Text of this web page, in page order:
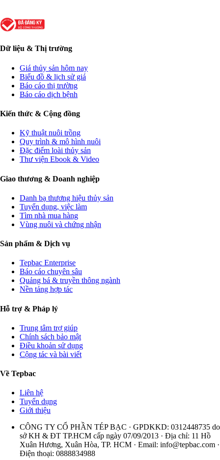
Dữ liệu & Thị trường
Giá thủy sản hôm nay
Biểu đồ & lịch sử giá
Báo cáo thị trường
Báo cáo dịch bệnh
Kiến thức & Cộng đồng
Kỹ thuật nuôi trồng
Quy trình & mô hình nuôi
Đặc điểm loài thủy sản
Thư viện Ebook & Video
Giao thương & Doanh nghiệp
Danh bạ thương hiệu thủy sản
Tuyển dụng, việc làm
Tìm nhà mua hàng
Vùng nuôi và chứng nhận
Sản phẩm & Dịch vụ
Tepbac Enterprise
Báo cáo chuyên sâu
Quảng bá & truyền thông ngành
Nền tảng hợp tác
Hỗ trợ & Pháp lý
Trung tâm trợ giúp
Chính sách bảo mật
Điều khoản sử dụng
Cộng tác và bài viết
Về Tepbac
Liên hệ
Tuyển dụng
Giới thiệu
CÔNG TY CỔ PHẦN TÉP BẠC · GPDKKD: 0312448735 do
sở KH & ĐT TP.HCM cấp ngày 07/09/2013 · Địa chỉ: 11 Hồ
Xuân Hương, Xuân Hòa, TP. HCM · Email: info@tepbac.com ·
Điện thoại: 0888834988